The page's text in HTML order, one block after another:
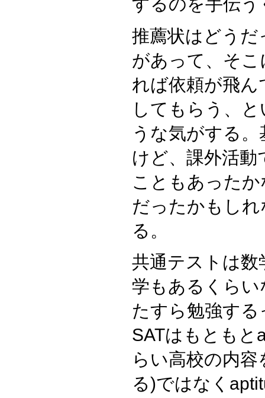
推薦状はどう
があって、そ
れば依頼が飛ん
してもらう、
うな気がする
けど、課外活
こともあった
だったかもし
る。
共通テストは数
学もあるくら
たすら勉強す
SATはもともと
らい高校の内
る)ではなく